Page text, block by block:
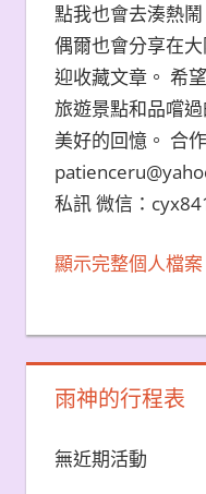
點我也會去湊熱
偶爾也會分享在
迎收藏文章。 希
旅遊景點和品嚐
美好的回憶。 合
私訊 微信：
顯示完整個人檔
雨神的行程表
無近期活動